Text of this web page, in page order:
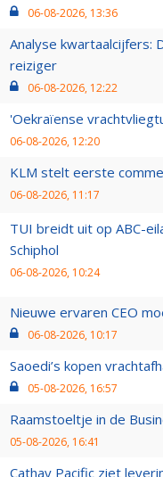
06-08-2026, 13:36
Analyse kwartaalcijfers:
reiziger
06-08-2026, 12:22
'Oekraïense
06-08-2026, 12:20
KLM stelt eerste
06-08-2026, 11:17
TUI breidt uit op ABC-
Schiphol
06-08-2026, 10:24
Nieuwe ervaren CEO
06-08-2026, 10:17
Saoedi’s kopen
05-08-2026, 16:57
Raamstoeltje in de
05-08-2026, 16:41
Cathay Pacific ziet